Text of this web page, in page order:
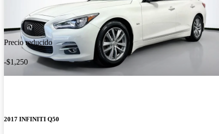
Precio reducido
-$1,250
2017 INFINITI Q50